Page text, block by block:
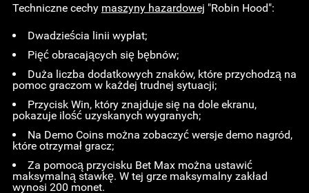
Techniczne cechy maszyny hazardowej "Robin Hood":
Dwadzieścia linii wypłat;
Pięć obracających się bębnów;
Duża liczba dodatkowych znaków, które przychodzą na
pomoc graczom w każdej trudnej sytuacji;
Przycisk Win, który znajduje się na dole ekranu,
pokazuje ilość uzyskanych wygranych;
Na Demo Coins można zobaczyć wersje demo nagród,
które otrzymał gracz;
Za pomocą przycisku Bet Max można ustawić
maksymalną stawkę. W tej grze maksymalny zakład
wynosi 200 monet.